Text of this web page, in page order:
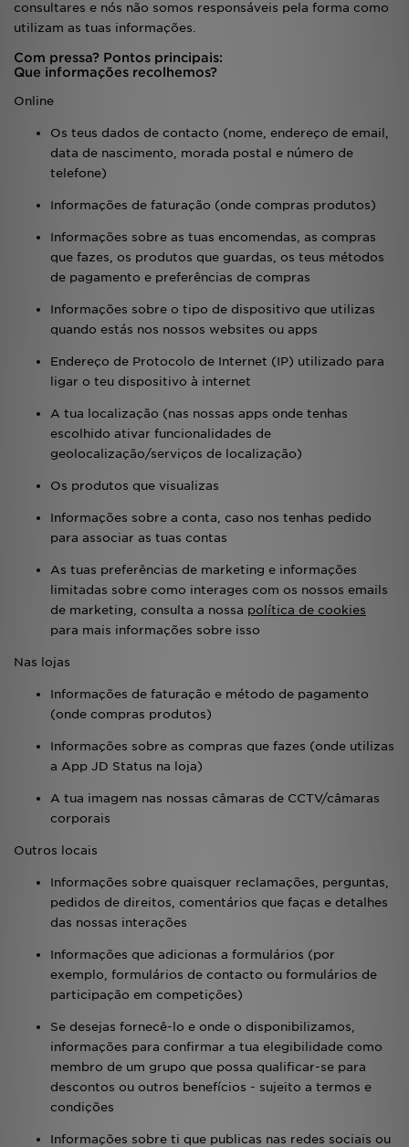
consultares e nós não somos responsáveis pela forma como
utilizam as tuas informações.
Com pressa? Pontos principais:
Que informações recolhemos?
Online
Os teus dados de contacto (nome, endereço de email,
data de nascimento, morada postal e número de
telefone)
Informações de faturação (onde compras produtos)
Informações sobre as tuas encomendas, as compras
que fazes, os produtos que guardas, os teus métodos
de pagamento e preferências de compras
Informações sobre o tipo de dispositivo que utilizas
quando estás nos nossos websites ou apps
Endereço de Protocolo de Internet (IP) utilizado para
ligar o teu dispositivo à internet
A tua localização (nas nossas apps onde tenhas
escolhido ativar funcionalidades de
geolocalização/serviços de localização)
Os produtos que visualizas
Informações sobre a conta, caso nos tenhas pedido
para associar as tuas contas
As tuas preferências de marketing e informações
limitadas sobre como interages com os nossos emails
de marketing, consulta a nossa política de cookies
para mais informações sobre isso
Nas lojas
Informações de faturação e método de pagamento
(onde compras produtos)
Informações sobre as compras que fazes (onde utilizas
a App JD Status na loja)
A tua imagem nas nossas câmaras de CCTV/câmaras
corporais
Outros locais
Informações sobre quaisquer reclamações, perguntas,
pedidos de direitos, comentários que faças e detalhes
das nossas interações
Informações que adicionas a formulários (por
exemplo, formulários de contacto ou formulários de
participação em competições)
Se desejas fornecê-lo e onde o disponibilizamos,
informações para confirmar a tua elegibilidade como
membro de um grupo que possa qualificar-se para
descontos ou outros benefícios - sujeito a termos e
condições
Informações sobre ti que publicas nas redes sociais ou
MY JD
BLOG
SUBSCREVE
ESTADO DO TEU PEDIDO
ATENÇÃO AO CLIENTE
TRABALHA CONNOSCO
FAQs